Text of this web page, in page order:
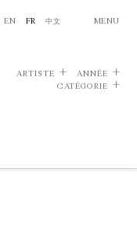
EN FR 中文 MENU
ARTISTE
ANNÉE
CATÉGORIE